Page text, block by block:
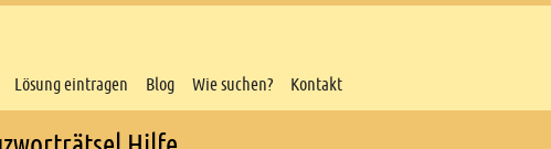
Lösung eintragen Blog Wie suchen? Kontakt